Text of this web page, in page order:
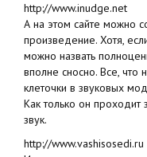
http://www.inudge.net
А на этом сайте можно
произведение. Хотя,
можно назвать
вполне сносно. Все, что
клеточки в звуковых
Как только он проходит
звук.
http://www.vashisosedi.ru